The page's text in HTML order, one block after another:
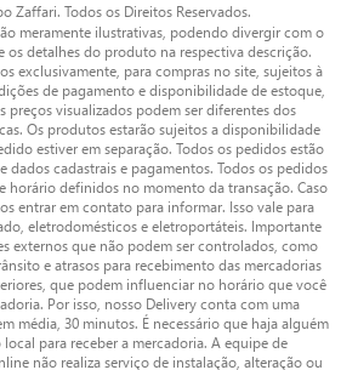
Zaffari. Todos os Direitos Reservados.
meramente ilustrativas, podendo divergir com o
os detalhes do produto na respectiva descrição.
exclusivamente, para compras no site, sujeitos à
de pagamento e disponibilidade de estoque,
preços visualizados podem ser diferentes dos
Os produtos estarão sujeitos a disponibilidade
estiver em separação. Todos os pedidos estão
dados cadastrais e pagamentos. Todos os pedidos
horário definidos no momento da transação. Caso
entrar em contato para informar. Isso vale para
eletrodomésticos e eletroportáteis. Importante
externos que não podem ser controlados, como
e atrasos para recebimento das mercadorias
que podem influenciar no horário que você
Por isso, nosso Delivery conta com uma
média, 30 minutos. É necessário que haja alguém
para receber a mercadoria. A equipe de
não realiza serviço de instalação, alteração ou